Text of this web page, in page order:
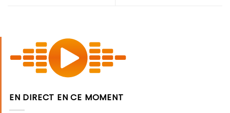
EN DIRECT EN CE MOMENT